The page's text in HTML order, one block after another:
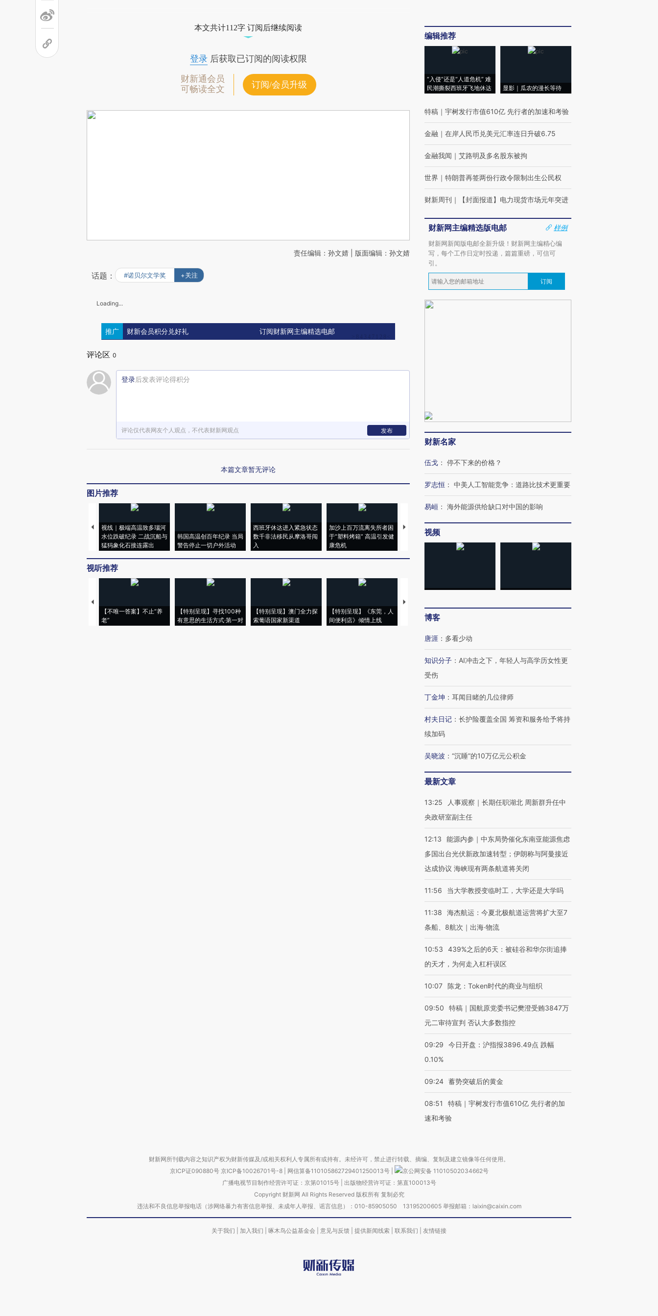
本文共计112字 订阅后继续阅读
登录后获取已订阅的阅读权限
财新通会员
可畅读全文
订阅/会员升级
责任编辑：孙文婧 | 版面编辑：孙文婧
话题： #诺贝尔文学奖 +关注
Loading...
推广 财新会员积分兑好礼 订阅财新网主编精选电邮
评论区 0
登录后发表评论得积分
评论仅代表网友个人观点，不代表财新网观点 发布
本篇文章暂无评论
图片推荐
视线｜极端高温致多瑙河
水位跌破纪录 二战沉船与
猛犸象化石接连露出
韩国高温创百年纪录 当局
警告停止一切户外活动
西班牙休达进入紧急状态
数千非法移民从摩洛哥闯
入
加沙上百万流离失所者困
于“塑料烤箱” 高温引发健
康危机
视线｜HYROX的吸金
术：是什么让中产们甘
视听推荐
【不唯一答案】不止“养
老”
【特别呈现】寻找100种
有意思的生活方式·第一对
【特别呈现】澳门全力探
索葡语国家新渠道
【特别呈现】《东莞，人
间便利店》倾情上线
【推广】走进第四届链博
会，让数智科技“链”接产
编辑推荐
“入侵”还是“人道危机” 难
民潮撕裂西班牙飞地休达
显影｜瓜农的漫长等待
特稿 ｜ 宇树发行市值610亿 先行者的加速和考验
金融 ｜ 在岸人民币兑美元汇率连日升破6.75
金融我闻 ｜ 艾路明及多名股东被拘
世界 ｜ 特朗普再签两份行政令限制出生公民权
财新周刊 ｜ 【封面报道】电力现货市场元年突进
财新网主编精选版电邮
样例
财新网新闻版电邮全新升级！财新网主编精心编
写，每个工作日定时投递，篇篇重磅，可信可
引。
订阅
财新名家
伍戈 ： 停不下来的价格？
罗志恒 ： 中美人工智能竞争：道路比技术更重要
易峘 ： 海外能源供给缺口对中国的影响
视频
博客
唐涯 ： 多看少动
知识分子 ： AI冲击之下，年轻人与高学历女性更
受伤
丁金坤 ： 耳闻目睹的几位律师
村夫日记 ： 长护险覆盖全国 筹资和服务给予将持
续加码
吴晓波 ： “沉睡”的10万亿元公积金
最新文章
13:25
人事观察｜长期任职湖北 周新群升任中
央政研室副主任
12:13
能源内参｜中东局势催化东南亚能源焦虑
多国出台光伏新政加速转型；伊朗称与阿曼接近
达成协议 海峡现有两条航道将关闭
11:56 当大学教授变临时工，大学还是大学吗
11:38
海杰航运：今夏北极航道运营将扩大至7
条船、8航次｜出海·物流
10:53
439%之后的6天：被硅谷和华尔街追捧
的天才，为何走入杠杆误区
10:07 陈龙：Token时代的商业与组织
09:50
特稿｜国航原党委书记樊澄受贿3847万
元二审待宣判 否认大多数指控
09:29
今日开盘：沪指报3896.49点 跌幅
0.10%
09:24 蓄势突破后的黄金
08:51
特稿｜宇树发行市值610亿 先行者的加
速和考验
财新网所刊载内容之知识产权为财新传媒及/或相关权利人专属所有或持有。未经许可，禁止进行转载、摘编、复制及建立镜像等任何使用。
京ICP证090880号 京ICP备10026701号-8 网信算备110105862729401250013号
京公网安备 11010502034662号
广播电视节目制作经营许可证：京第01015号| 出版物经营许可证：第直100013号
Copyright 财新网 All Rights Reserved 版权所有 复制必究
违法和不良信息举报电话（涉网络暴力有害信息举报、未成年人举报、谣言信息）：010-85905050 13195200605 举报邮箱：laixin@caixin.com
关于我们 加入我们 啄木鸟公益基金会 意见与反馈 提供新闻线索 联系我们 友情链接